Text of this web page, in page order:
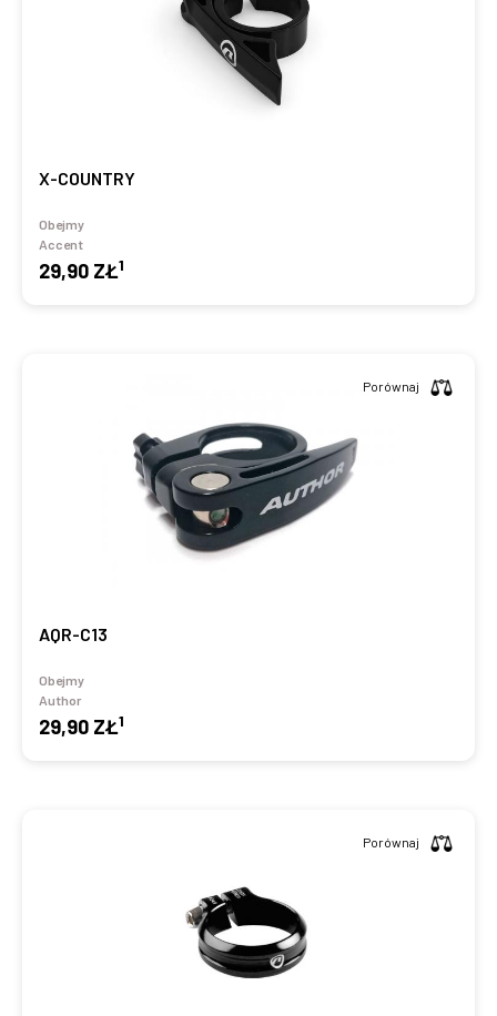
X-COUNTRY
Obejmy
Accent
29,90 ZŁ1
AQR-C13
Obejmy
Author
29,90 ZŁ1
Porównaj
Porównaj